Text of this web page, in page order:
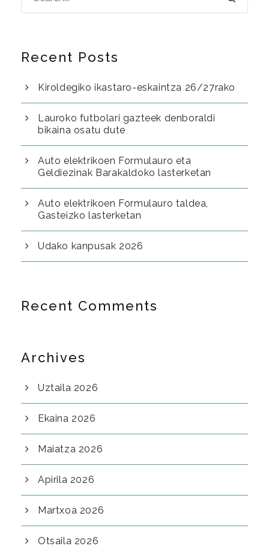
Recent Posts
Kiroldegiko ikastaro-eskaintza 26/27rako
Lauroko futbolari gazteek denboraldi
bikaina osatu dute
Auto elektrikoen Formulauro eta
Geldiezinak Barakaldoko lasterketan
Auto elektrikoen Formulauro taldea,
Gasteizko lasterketan
Udako kanpusak 2026
Recent Comments
Archives
Uztaila 2026
Ekaina 2026
Maiatza 2026
Apirila 2026
Martxoa 2026
Otsaila 2026